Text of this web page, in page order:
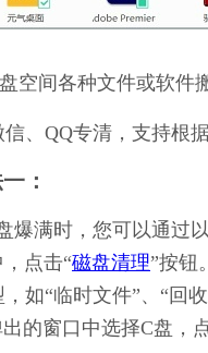
空间各种文件或软件
、QQ专清，支持根
：
爆满时，您可以通过
点击“磁盘清理”按钮
如“临时文件”、“回
的窗口中选择C盘，